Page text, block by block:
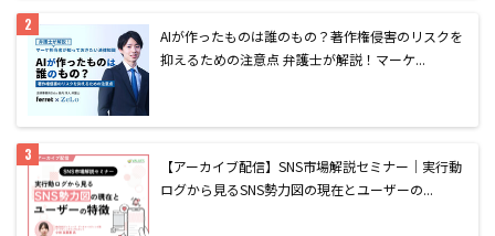
AIが作ったものは誰のもの？著作権侵害のリスクを
抑えるための注意点 弁護士が解説！マーケ...
【アーカイブ配信】SNS市場解説セミナー｜実行動
ログから見るSNS勢力図の現在とユーザーの...